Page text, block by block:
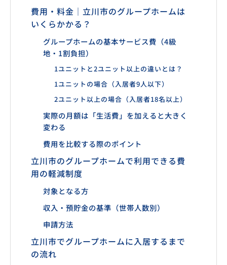
費用・料金｜立川市のグループホームは
いくらかかる？
グループホームの基本サービス費（4級
地・1割負担）
1ユニットと2ユニット以上の違いとは？
1ユニットの場合（入居者9人以下）
2ユニット以上の場合（入居者18名以上）
実際の月額は「生活費」を加えると大きく
変わる
費用を比較する際のポイント
立川市のグループホームで利用できる費
用の軽減制度
対象となる方
収入・預貯金の基準（世帯人数別）
申請方法
立川市でグループホームに入居するまで
の流れ